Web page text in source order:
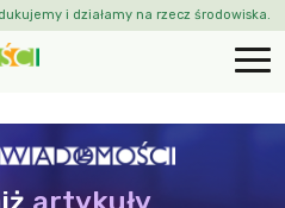
i działamy na rzecz środowiska.